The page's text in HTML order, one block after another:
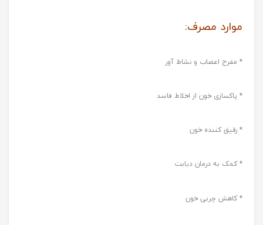
موارد مصرف:
* مفرح اعصاب و نشاط آور
* پاکسازی خون از اخلاط فاسد
* رقیق کننده خون
* کمک به درمان دیابت
* کاهش چربی خون